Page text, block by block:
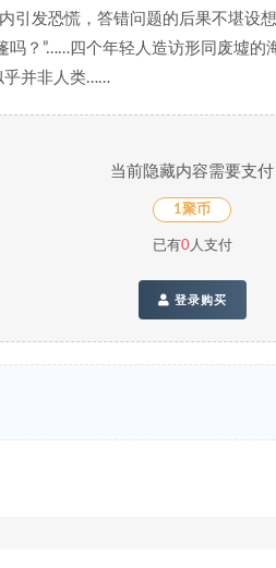
引发恐慌，答错问题的后果不堪设
吗？”……四个年轻人造访形同废墟的
乎并非人类……
当前隐藏内容需要支付
1聚币
已有0人支付
登录购买